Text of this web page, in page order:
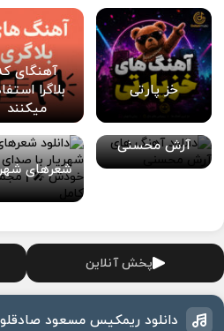
خز پارتی
آهنگای
بلاگرا
میکنند
آهنگ های
آرش محسنی
شعرهای
پخش آنلاین
دانلود ریمکیس مسعود